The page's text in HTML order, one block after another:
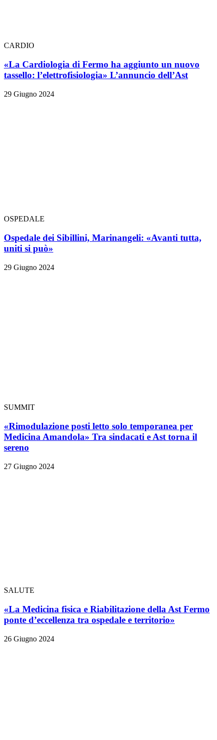
CARDIO
«La Cardiologia di Fermo ha aggiunto un nuovo
tassello: l’elettrofisiologia» L’annuncio dell’Ast
29 Giugno 2024
OSPEDALE
Ospedale dei Sibillini, Marinangeli: «Avanti tutta,
uniti si può»
29 Giugno 2024
SUMMIT
«Rimodulazione posti letto solo temporanea per
Medicina Amandola» Tra sindacati e Ast torna il
sereno
27 Giugno 2024
SALUTE
«La Medicina fisica e Riabilitazione della Ast Fermo
ponte d’eccellenza tra ospedale e territorio»
26 Giugno 2024